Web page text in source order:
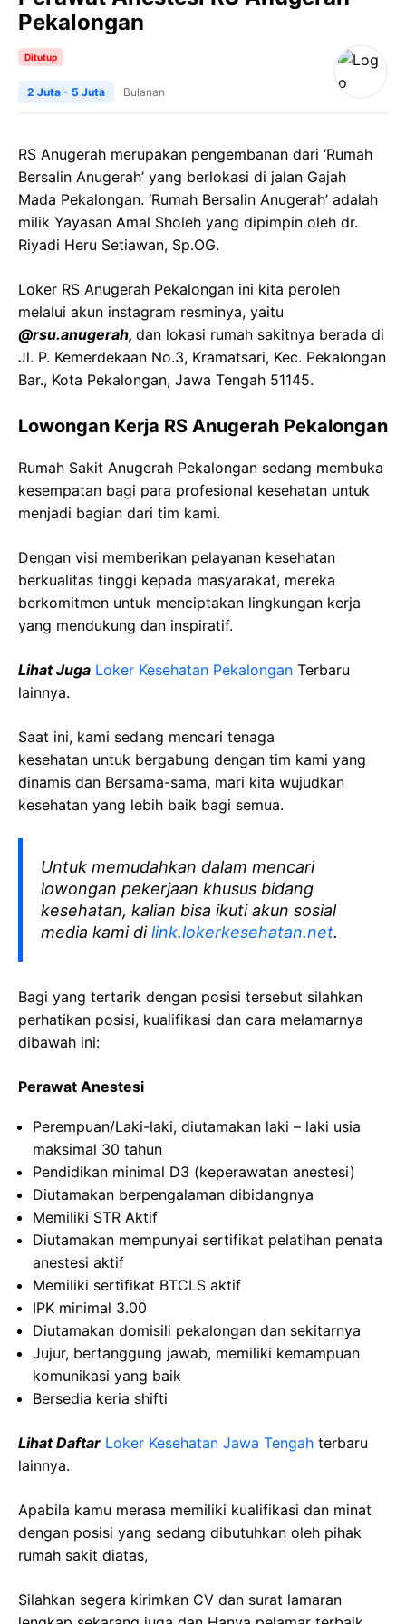
Pekalongan
Ditutup
2 Juta - 5 Juta Bulanan
RS Anugerah merupakan pengembanan dari ‘Rumah
Bersalin Anugerah’ yang berlokasi di jalan Gajah
Mada Pekalongan. ‘Rumah Bersalin Anugerah’ adalah
milik Yayasan Amal Sholeh yang dipimpin oleh dr.
Riyadi Heru Setiawan, Sp.OG.
Loker RS Anugerah Pekalongan ini kita peroleh
melalui akun instagram resminya, yaitu
@rsu.anugerah, dan lokasi rumah sakitnya berada di
Jl. P. Kemerdekaan No.3, Kramatsari, Kec. Pekalongan
Bar., Kota Pekalongan, Jawa Tengah 51145.
Lowongan Kerja RS Anugerah Pekalongan
Rumah Sakit Anugerah Pekalongan sedang membuka
kesempatan bagi para profesional kesehatan untuk
menjadi bagian dari tim kami.
Dengan visi memberikan pelayanan kesehatan
berkualitas tinggi kepada masyarakat, mereka
berkomitmen untuk menciptakan lingkungan kerja
yang mendukung dan inspiratif.
Lihat Juga Loker Kesehatan Pekalongan Terbaru
lainnya.
Saat ini, kami sedang mencari tenaga
kesehatan untuk bergabung dengan tim kami yang
dinamis dan Bersama-sama, mari kita wujudkan
kesehatan yang lebih baik bagi semua.
Untuk memudahkan dalam mencari
lowongan pekerjaan khusus bidang
kesehatan, kalian bisa ikuti akun sosial
media kami dilink.lokerkesehatan.net.
Bagi yang tertarik dengan posisi tersebut silahkan
perhatikan posisi, kualifikasi dan cara melamarnya
dibawah ini:
Perawat Anestesi
Perempuan/Laki-laki, diutamakan laki – laki usia
maksimal 30 tahun
Pendidikan minimal D3 (keperawatan anestesi)
Diutamakan berpengalaman dibidangnya
Memiliki STR Aktif
Diutamakan mempunyai sertifikat pelatihan penata
anestesi aktif
Memiliki sertifikat BTCLS aktif
IPK minimal 3.00
Diutamakan domisili pekalongan dan sekitarnya
Jujur, bertanggung jawab, memiliki kemampuan
komunikasi yang baik
Bersedia keria shifti
Lihat Daftar Loker Kesehatan Jawa Tengah terbaru
lainnya.
Apabila kamu merasa memiliki kualifikasi dan minat
dengan posisi yang sedang dibutuhkan oleh pihak
rumah sakit diatas,
Silahkan segera kirimkan CV dan surat lamaran